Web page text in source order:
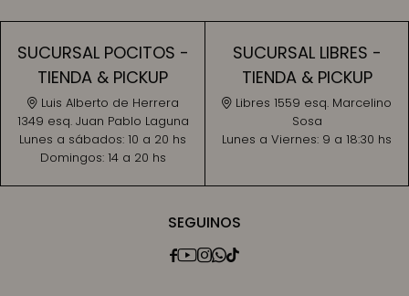
SEGUINOS

SUCURSAL POCITOS -
TIENDA & PICKUP
Luis Alberto de Herrera
1349 esq. Juan Pablo Laguna
Lunes a sábados: 10 a 20 hs
Domingos: 14 a 20 hs
SUCURSAL LIBRES -
TIENDA & PICKUP
Libres 1559 esq. Marcelino
Sosa
Lunes a Viernes: 9 a 18:30 hs